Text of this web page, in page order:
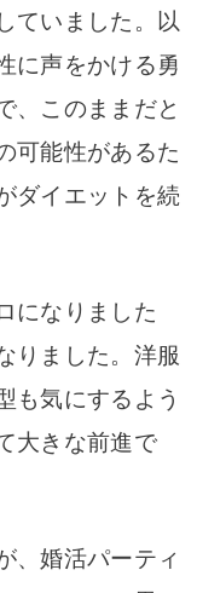
ていました。以
に声をかける勇
、このままだと
可能性があるた
ダイエットを続
になりました
りました。洋服
も気にするよう
大きな前進で
、婚活パーティ